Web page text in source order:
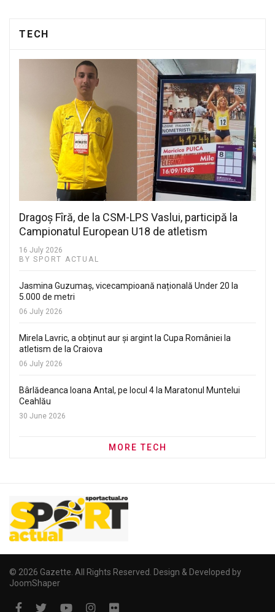
TECH
Dragoș Fîră, de la CSM-LPS Vaslui, participă la
Campionatul European U18 de atletism
16 July 2026
BY SPORT ACTUAL
Jasmina Guzumaș, vicecampioană națională Under 20 la
5.000 de metri
06 July 2026
Mirela Lavric, a obținut aur și argint la Cupa României la
atletism de la Craiova
06 July 2026
Bârlădeanca Ioana Antal, pe locul 4 la Maratonul Muntelui
Ceahlău
30 June 2026
MORE TECH
© 2026 Gazette. All Rights Reserved. Design & Developed by
JoomShaper